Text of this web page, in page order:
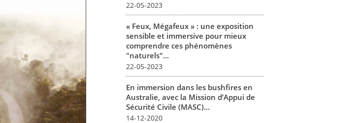
22-05-2023
« Feux, Mégafeux » : une exposition
sensible et immersive pour mieux
comprendre ces phénomènes
"naturels"...
22-05-2023
En immersion dans les bushfires en
Australie, avec la Mission d’Appui de
Sécurité Civile (MASC)...
14-12-2020